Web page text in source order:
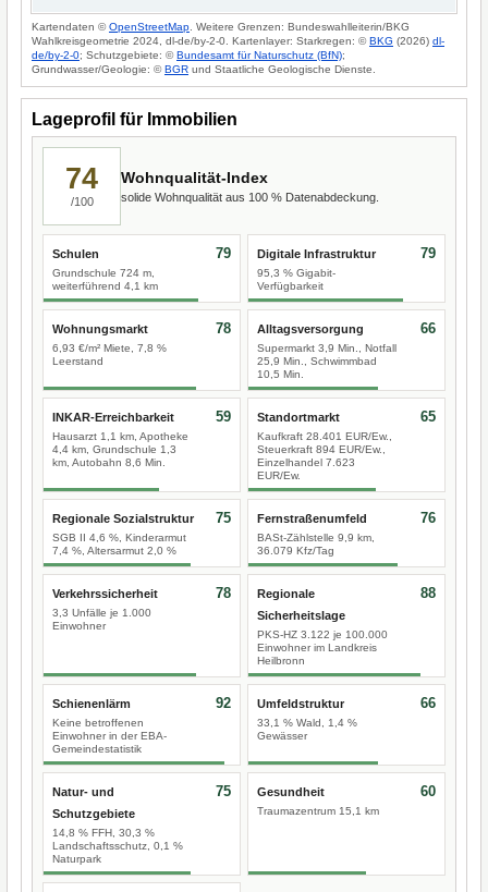
Kartendaten ©OpenStreetMap . Weitere Grenzen: Bundeswahlleiterin/BKG
Wahlkreisgeometrie 2024, dl-de/by-2-0. Kartenlayer: Starkregen: ©BKG (2026) dl-
de/by-2-0; Schutzgebiete: ©Bundesamt für Naturschutz (BfN);
Grundwasser/Geologie: ©BGR und Staatliche Geologische Dienste.
Lageprofil für Immobilien
74
/100
Wohnqualität-Index
solide Wohnqualität aus 100 % Datenabdeckung.
Schulen
Grundschule 724 m,
weiterführend 4,1 km
79 Digitale Infrastruktur
95,3 % Gigabit-
Verfügbarkeit
79
Wohnungsmarkt
6,93 €/m² Miete, 7,8 %
Leerstand
78 Alltagsversorgung
Supermarkt 3,9 Min., Notfall
25,9 Min., Schwimmbad
10,5 Min.
66
INKAR-Erreichbarkeit
Hausarzt 1,1 km, Apotheke
4,4 km, Grundschule 1,3
km, Autobahn 8,6 Min.
59 Standortmarkt
Kaufkraft 28.401 EUR/Ew.,
Steuerkraft 894 EUR/Ew.,
Einzelhandel 7.623
EUR/Ew.
65
Regionale Sozialstruktur
SGB II 4,6 %, Kinderarmut
7,4 %, Altersarmut 2,0 %
75 Fernstraßenumfeld
BASt-Zählstelle 9,9 km,
36.079 Kfz/Tag
76
Verkehrssicherheit
3,3 Unfälle je 1.000
Einwohner
78
Regionale
Sicherheitslage
PKS-HZ 3.122 je 100.000
Einwohner im Landkreis
Heilbronn
88
Schienenlärm
Keine betroffenen
Einwohner in der EBA-
Gemeindestatistik
92 Umfeldstruktur
33,1 % Wald, 1,4 %
Gewässer
66
Natur- und
Schutzgebiete
14,8 % FFH, 30,3 %
Landschaftsschutz, 0,1 %
Naturpark
75 Gesundheit
Traumazentrum 15,1 km
60